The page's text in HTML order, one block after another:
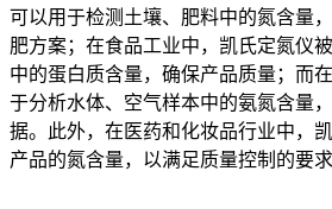
可以用于检测土壤、肥料中的氮含量
肥方案；在食品工业中，凯氏定氮仪
中的蛋白质含量，确保产品质量；而
于分析水体、空气样本中的氨氮含量
据。此外，在医药和化妆品行业中，
产品的氮含量，以满足质量控制的要求